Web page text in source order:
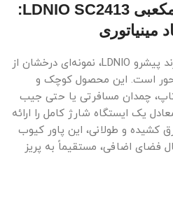
معرفی محافظ برق مکعبی LDNIO SC2413:
مینیاتوری
محافظ برق مدل SC2413 از برند پیشرو LDNIO، نمونه‌ای درخشان از
است. این محصول کوچک و
چمدان مسافرتی یا حتی جیب
یک ایستگاه شارژ کامل را ارائه
کشیده و طولانی، این پاور کیوب
فضای اضافی، مستقیماً به پریز